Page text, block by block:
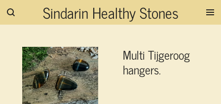
Ga
hoofdinhoud
Sindarin Healthy Stones
Multi Tijgeroog
hangers.